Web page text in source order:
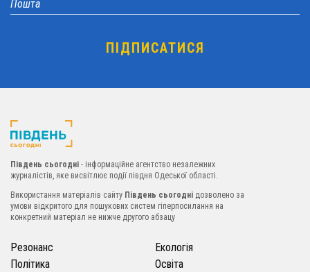
Південь сьогодні - інформаційне агентство незалежних
журналістів, яке висвітлює події півдня Одеської області.
Використання матеріалів сайту Південь сьогодні дозволено за
умови відкритого для пошукових систем гіперпосилання на
конкретний матеріал не нижче другого абзацу
Резонанс
Політика
Екологія
Освіта